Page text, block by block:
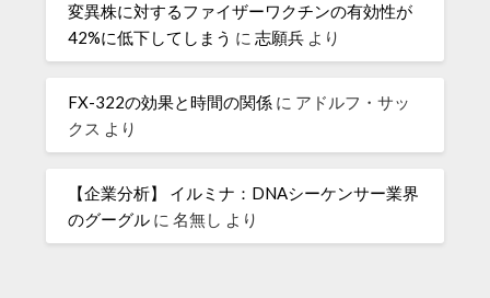
変異株に対するファイザーワクチンの有効性が
42%に低下してしまう に志願兵 より
FX-322の効果と時間の関係 に アドルフ・サッ
クス より
【企業分析】 イルミナ：DNAシーケンサー業界
のグーグル に名無し より